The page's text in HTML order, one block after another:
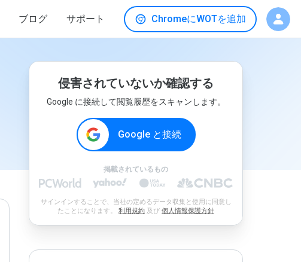
ブログ サポート ChromeにWOTを追加
侵害されていないか確認する
Google に接続して閲覧履歴をスキャンします。
Google と接続
掲載されているもの
サインインすることで、当社の定めるデータ収集と使用に同意し
たことになります。 利用規約 及び 個人情報保護方針